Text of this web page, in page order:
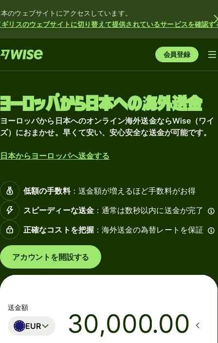
のウェブサイトにアクセスしています。
ギリスのウェブサイトに切り替えて提供されているサービスを確認す
会員登録
ヨーロッパから日本への海外送金
ヨーロッパから日本へのオンライン海外送金ならWise（ワイ
ズ）におまかせ。早くて安い、安心安全な送金が可能です。
日本からヨーロッパへ送金する
低額の手数料：送金額が増えるほど手数料がお得
スピーディーな送金：通常は数秒以内に送金が完了
正確なコストを把握：海外送金の為替レートを保証
アカウントを開設する
送金額
EUR .00